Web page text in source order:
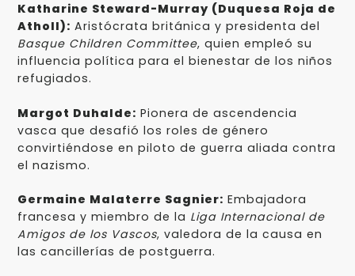
Katharine Steward-Murray (Duquesa Roja de
Atholl): Aristócrata británica y presidenta del
Basque Children Committee, quien empleó su
influencia política para el bienestar de los niños
refugiados.
Margot Duhalde: Pionera de ascendencia
vasca que desafió los roles de género
convirtiéndose en piloto de guerra aliada contra
el nazismo.
Germaine Malaterre Sagnier: Embajadora
francesa y miembro de la Liga Internacional de
Amigos de los Vascos, valedora de la causa en
las cancillerías de postguerra.